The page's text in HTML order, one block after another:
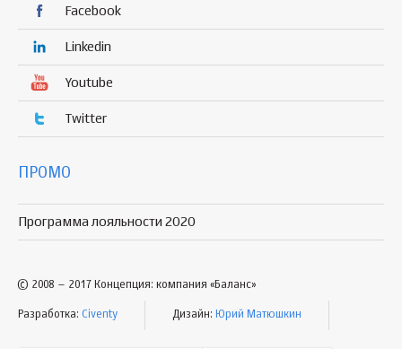
Facebook
Linkedin
Youtube
Twitter
ПРОМО
Программа лояльности 2020
© 2008 – 2017 Концепция: компания «Баланс»
Разработка: Civenty Дизайн: Юрий Матюшкин